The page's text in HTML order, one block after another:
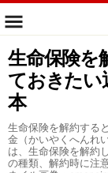
生命保険を
ておきたい
本
生命保険を解約する
金（かいやくへんれ
は、生命保険を解約
の種類、解約時に注